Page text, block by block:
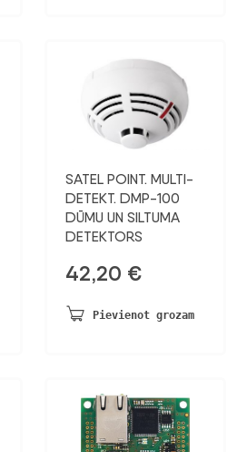
SATEL POINT. MULTI-
DETEKT. DMP-100
DŪMU UN SILTUMA
DETEKTORS
42,20 €
Pievienot grozam